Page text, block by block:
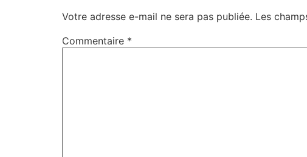
Votre adresse e-mail ne sera pas publiée. Les
Commentaire *